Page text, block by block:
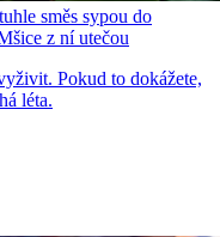
směs sypou do
z ní utečou
Pokud to dokážete,
léta.